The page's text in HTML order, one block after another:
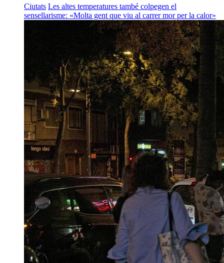
Ciutats Les altes temperatures també colpegen el
sensellarisme: «Molta gent que viu al carrer mor per la calor»